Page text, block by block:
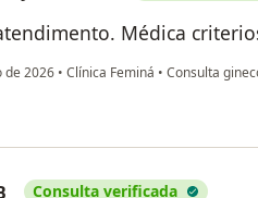
Médica
de 2026 • Clínica Feminá • Consulta
Consulta verificada